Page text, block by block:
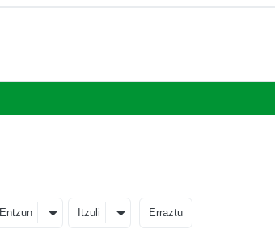
Entzun Itzuli Erraztu